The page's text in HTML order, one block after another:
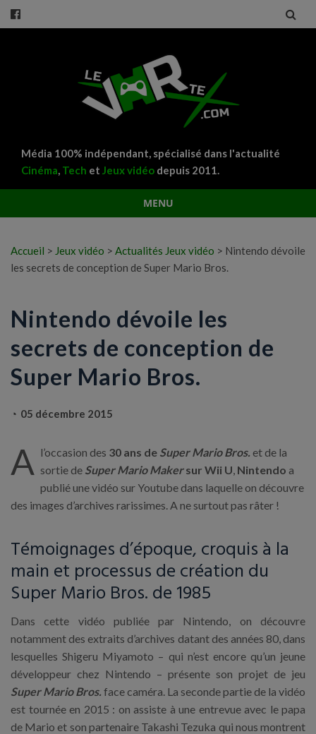
Média 100% indépendant, spécialisé dans l'actualité
Cinéma, Tech et Jeux vidéo depuis 2011.
MENU
Accueil > Jeux vidéo > Actualités Jeux vidéo > Nintendo dévoile
les secrets de conception de Super Mario Bros.
Nintendo dévoile les
secrets de conception de
Super Mario Bros.
05 décembre 2015
A l’occasion des 30 ans de Super Mario Bros. et de la
sortie de Super Mario Makersur Wii U, Nintendo a
publié une vidéo sur Youtube dans laquelle on découvre
des images d’archives rarissimes. A ne surtout pas râter !
Témoignages d’époque, croquis à la
main et processus de création du
Super Mario Bros. de 1985
Dans cette vidéo publiée par Nintendo, on découvre
notamment des extraits d’archives datant des années 80, dans
lesquelles Shigeru Miyamoto – qui n’est encore qu’un jeune
développeur chez Nintendo – présente son projet de jeu
Super Mario Bros. face caméra. La seconde partie de la vidéo
est tournée en 2015 : on assiste à une entrevue avec le papa
de Mario et son partenaire Takashi Tezuka qui nous montrent